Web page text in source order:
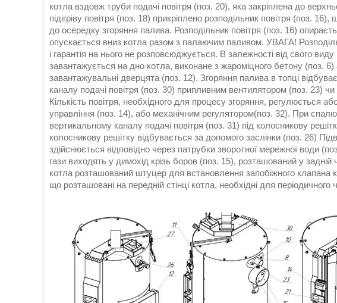
котла вздовж труби подачі повітря (поз. 20), яка закріплена до
підігріву повітря (поз. 18) прикріплено розподільник повітря (поз.
до осередку згоряння палива. Розподільник повітря (поз. 16)
опускається вниз котла разом з палаючим паливом. УВАГА!
і гарантія на нього не розповсюджується. В залежності від свого
завантажується на дно котла, виконане з жароміцного бетону (поз.
завантажувальні дверцята (поз. 12). Згоряння палива в топці
каналу подачі повітря (поз. 30) припливним вентилятором (поз. 23)
Кількість повітря, необхідного для процесу згоряння, регулюється
управління (поз. 14), або механічним регулятором(поз. 32). При
вертикальному каналу подачі повітря (поз. 31) під колосникову
колосникову решітку відбувається за допомого заслінки (поз. 26)
здійснюється відповідно через патрубки зворотної мережної води
гази виходять у димохід крізь боров (поз. 15), розташований у задній
котла розташований штуцер для встановлення запобіжного клапана
що розташовані на передній стінці котла, необхідні для